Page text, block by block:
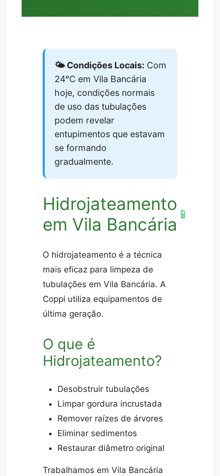
🌤️ Condições Locais: Com
24°C em Vila Bancária
hoje, condições normais
de uso das tubulações
podem revelar
entupimentos que estavam
se formando
gradualmente.
Hidrojateamento
em Vila Bancária 📱
O hidrojateamento é a técnica
mais eficaz para limpeza de
tubulações em Vila Bancária. A
Coppi utiliza equipamentos de
última geração.
O que é
Hidrojateamento?
Desobstruir tubulações
Limpar gordura incrustada
Remover raízes de árvores
Eliminar sedimentos
Restaurar diâmetro original
Trabalhamos em Vila Bancária